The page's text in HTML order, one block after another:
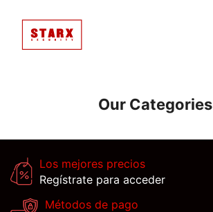
Our Categories
Los mejores precios
Regístrate para acceder
Métodos de pago